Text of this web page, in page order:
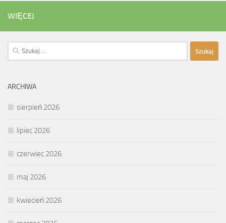
WIĘCEJ
Szukaj:
ARCHIWA
sierpień 2026
lipiec 2026
czerwiec 2026
maj 2026
kwiecień 2026